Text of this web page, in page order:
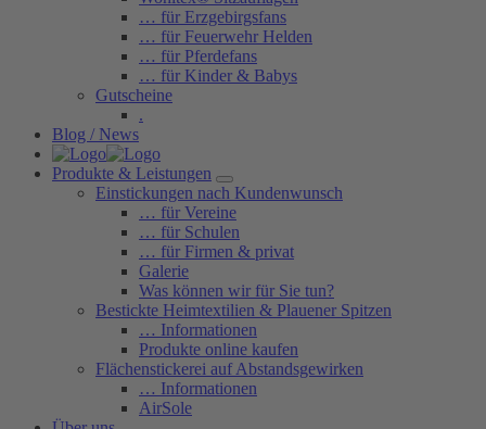
… für Erzgebirgsfans
… für Feuerwehr Helden
… für Pferdefans
… für Kinder & Babys
Gutscheine
.
Blog / News
Produkte & Leistungen
Einstickungen nach Kundenwunsch
… für Vereine
… für Schulen
… für Firmen & privat
Galerie
Was können wir für Sie tun?
Bestickte Heimtextilien & Plauener Spitzen
… Informationen
Produkte online kaufen
Flächenstickerei auf Abstandsgewirken
… Informationen
AirSole